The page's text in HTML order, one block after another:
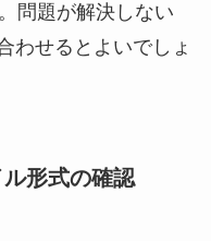
問題が解決しない
わせるとよいでしょ
形式の確認